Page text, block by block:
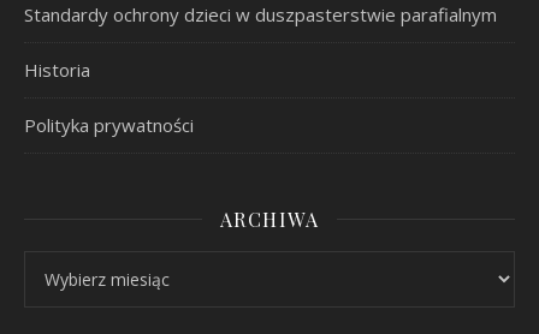
Standardy ochrony dzieci w duszpasterstwie parafialnym
Historia
Polityka prywatności
ARCHIWA